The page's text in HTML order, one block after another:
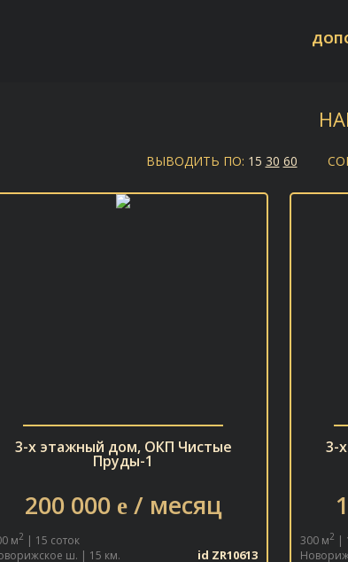
ПЛОЩАДЬ ДОМА:
От
ВЫВОДИТЬ ПО: 15 30 60
3-х этажный дом, ОКП Чистые
Пруды-1
200 000 e/ месяц
м2 | 15 соток
ш. | 15 км.
id ZR10613
3-
300 м2 |